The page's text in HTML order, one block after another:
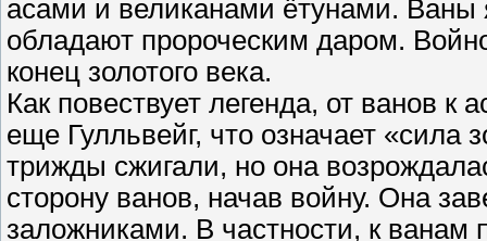
асами и великанами ётунами.
обладают пророческим даром.
конец золотого века.
Как повествует легенда, от ванов
еще Гулльвейг, что означает «сила
трижды сжигали, но она
сторону ванов, начав войну. Она
заложниками. В частности, к